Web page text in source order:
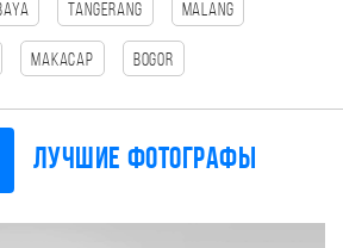
tangerang Malang
Макасар Bogor
Лучшие фотографы